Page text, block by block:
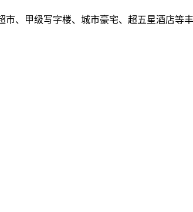
、甲级写字楼、城市豪宅、超五星酒店等